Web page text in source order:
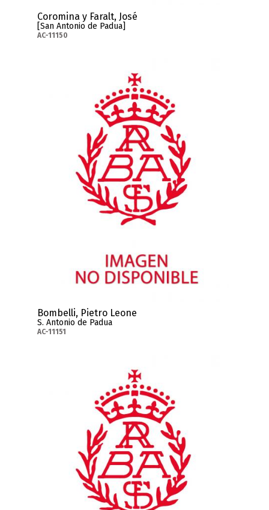
Coromina y Faralt, José
[San Antonio de Padua]
AC-11150
Bombelli, Pietro Leone
S. Antonio de Padua
AC-11151